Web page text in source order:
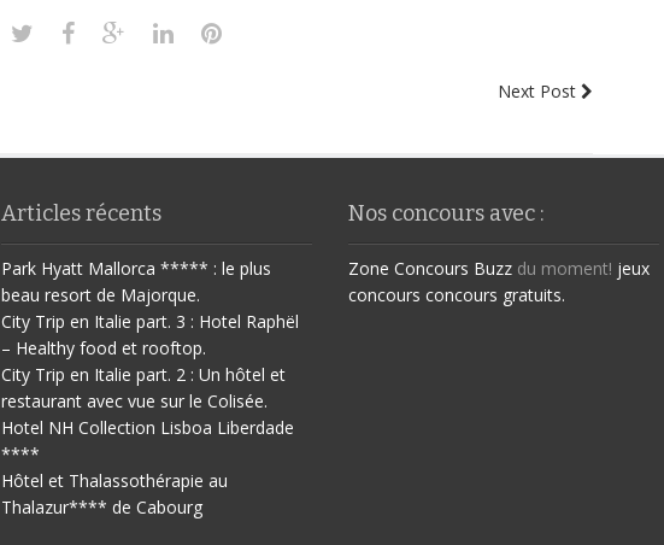
Next Post
Articles récents
Park Hyatt Mallorca ***** : le plus
beau resort de Majorque.
City Trip en Italie part. 3 : Hotel Raphël
– Healthy food et rooftop.
City Trip en Italie part. 2 : Un hôtel et
restaurant avec vue sur le Colisée.
Hotel NH Collection Lisboa Liberdade
****
Hôtel et Thalassothérapie au
Thalazur**** de Cabourg
Nos concours avec :
Zone Concours Buzz du moment! jeux
concours concours gratuits.